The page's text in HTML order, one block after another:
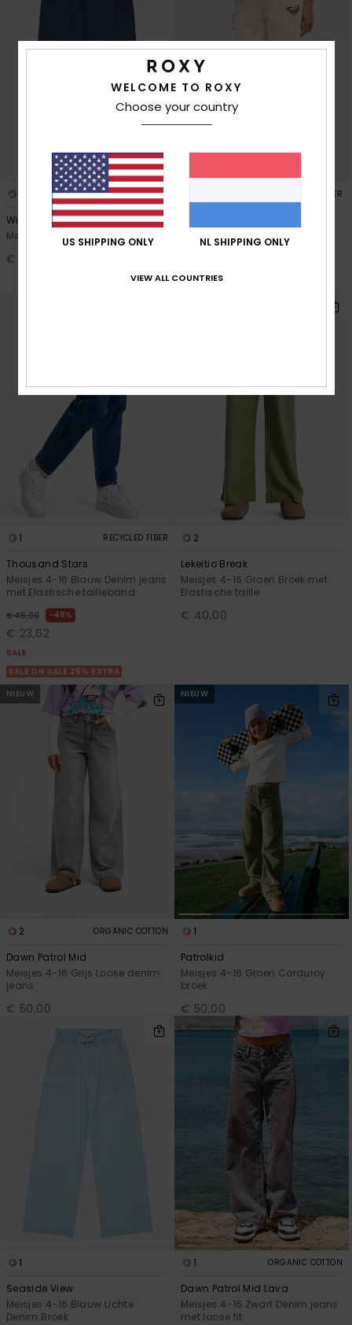
Wind Colors
Meisjes 4-16 Blauw Pofbroek
€ 45,00
RECYCLED FIBER
Meisjes 4-16 Beige
Joggingbroek met wijde
€ 35,00
1 RECYCLED FIBER
Thousand Stars
Meisjes 4-16 Blauw Denim jeans
met Elastische tailleband
€ 45,00 48%
€ 23,62
SALE
SALE ON SALE 25% EXTRA
2
Lekeitio Break
Meisjes 4-16 Groen Broek met
Elastische taille
€ 40,00
NIEUW
2 ORGANIC COTTON
Dawn Patrol Mid
Meisjes 4-16 Grijs Loose denim
jeans
€ 50,00
NIEUW
1
Patrolkid
Meisjes 4-16 Groen Corduroy
broek
€ 50,00
1
Seaside View
Meisjes 4-16 Blauw Lichte
Denim Broek
1 ORGANIC COTTON
Dawn Patrol Mid Lava
Meisjes 4-16 Zwart Denim jeans
met loose fit
WELCOME TO ROXY
Choose your country
US SHIPPING ONLY NL SHIPPING ONLY
VIEW ALL COUNTRIES